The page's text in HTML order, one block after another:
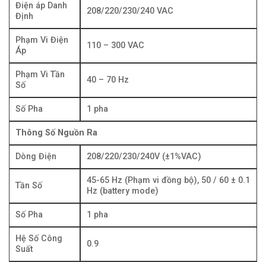
Điện áp Danh
Định
208/220/230/240 VAC
Phạm Vi Điện
Áp
110 – 300 VAC
Phạm Vi Tần
Số
40 – 70 Hz
Số Pha 1 pha
Thông Số Nguồn Ra
Dòng Điện 208/220/230/240V (±1%VAC)
Tần Số
45-65 Hz (Phạm vi đồng bộ), 50 / 60 ± 0.1
Hz (battery mode)
Số Pha 1 pha
Hệ Số Công
Suất
0.9